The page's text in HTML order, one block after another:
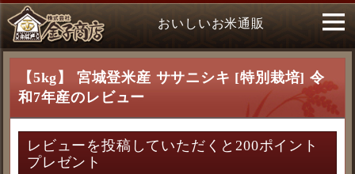
おいしいお米通販
【5kg】 宮城登米産 ササニシキ [特別栽培] 令
和7年産のレビュー
レビューを投稿していただくと200ポイント
プレゼント